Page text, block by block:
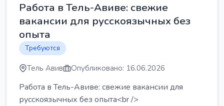
Работа в Тель-Авиве: свежие
вакансии для русскоязычных без
опыта
Требуются
Тель Авив Опубликовано: 16.06.2026
Работа в Тель-Авиве: свежие вакансии для
русскоязычных без опыта<br />